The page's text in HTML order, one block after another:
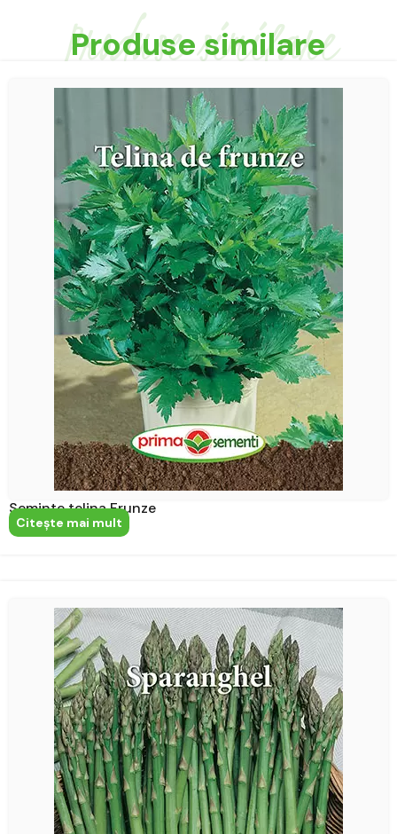
Produse similare
Produse similare
Seminte telina Frunze
Citeşte mai mult